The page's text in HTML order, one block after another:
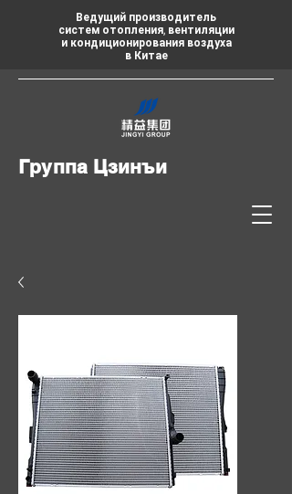
Ведущий производитель
систем отопления, вентиляции
и кондиционирования воздуха
в Китае
Группа Цзинъи